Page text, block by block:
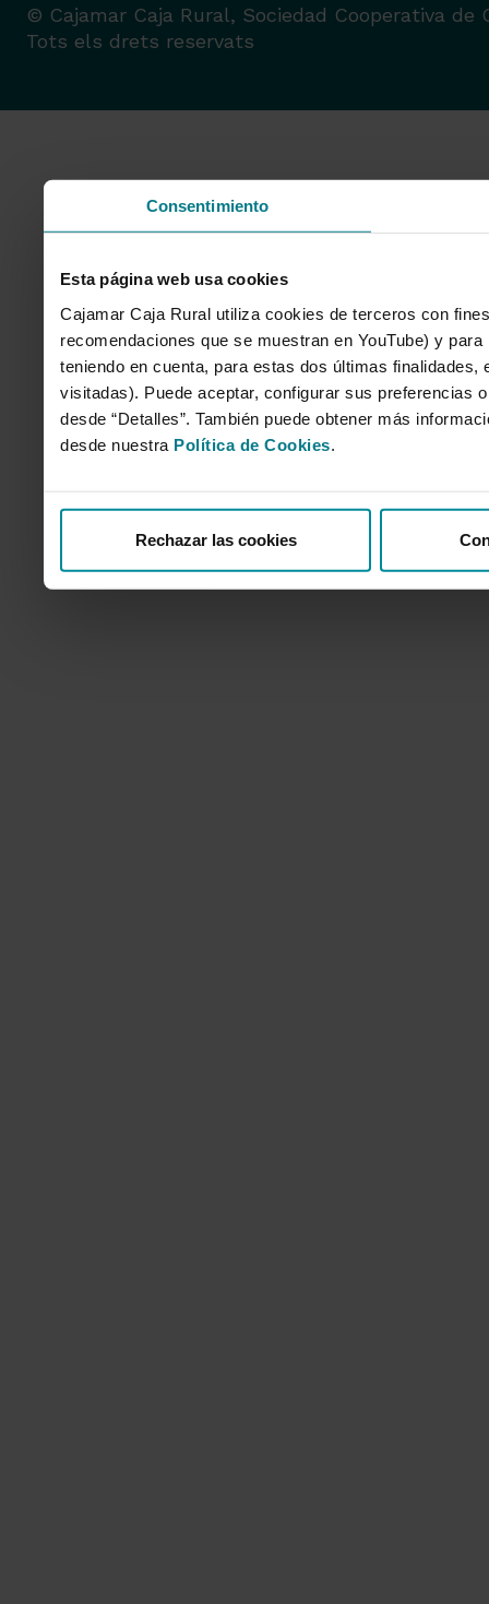
Consentimiento
Esta página web usa cookies
Cajamar Caja Rural utiliza cookies de terceros con
recomendaciones que se muestran en YouTube) y
teniendo en cuenta, para estas dos últimas
visitadas). Puede aceptar, configurar sus preferencias
desde “Detalles”. También puede obtener más
desde nuestra Política de Cookies
Rechazar las cookies
© Cajamar Caja Rural, Sociedad Cooperativa de
Tots els drets reservats